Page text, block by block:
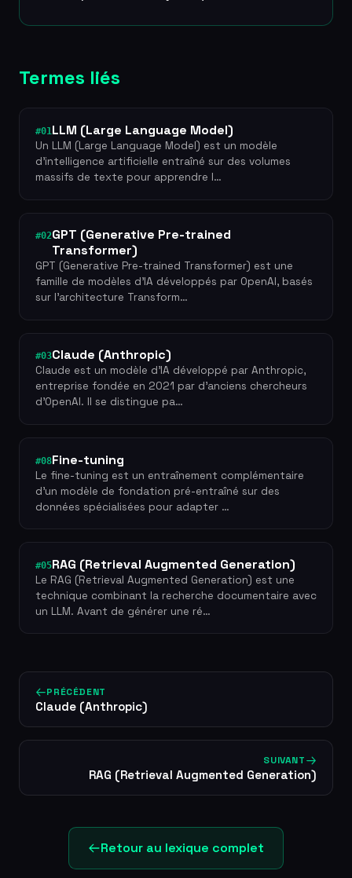
Termes liés
#01LLM (Large Language Model)
Un LLM (Large Language Model) est un modèle
d'intelligence artificielle entraîné sur des volumes
massifs de texte pour apprendre l…
#02GPT (Generative Pre-trained
Transformer)
GPT (Generative Pre-trained Transformer) est une
famille de modèles d'IA développés par OpenAI, basés
sur l'architecture Transform…
#03Claude (Anthropic)
Claude est un modèle d'IA développé par Anthropic,
entreprise fondée en 2021 par d'anciens chercheurs
d'OpenAI. Il se distingue pa…
#08Fine-tuning
Le fine-tuning est un entraînement complémentaire
d'un modèle de fondation pré-entraîné sur des
données spécialisées pour adapter …
#05RAG (Retrieval Augmented Generation)
Le RAG (Retrieval Augmented Generation) est une
technique combinant la recherche documentaire avec
un LLM. Avant de générer une ré…
PRÉCÉDENT
Claude (Anthropic)
SUIVANT
RAG (Retrieval Augmented Generation)
Retour au lexique complet